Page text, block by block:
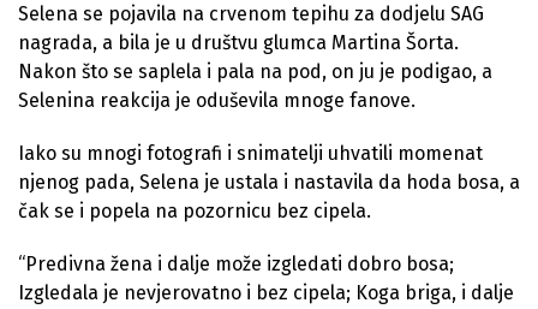
Selena se pojavila na crvenom tepihu za dodjelu SAG
nagrada, a bila je u društvu glumca Martina Šorta.
Nakon što se saplela i pala na pod, on ju je podigao, a
Selenina reakcija je oduševila mnoge fanove.
Iako su mnogi fotografi i snimatelji uhvatili momenat
njenog pada, Selena je ustala i nastavila da hoda bosa, a
čak se i popela na pozornicu bez cipela.
“Predivna žena i dalje može izgledati dobro bosa;
Izgledala je nevjerovatno i bez cipela; Koga briga, i dalje